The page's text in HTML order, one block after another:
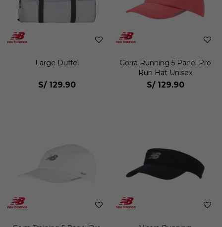
Large Duffel
S/ 129.90
Gorra Running 5 Panel Pro
Run Hat Unisex
S/ 129.90